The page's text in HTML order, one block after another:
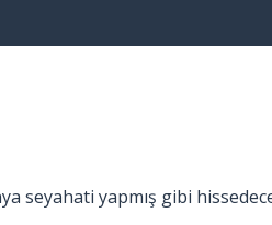
seyahati yapmış gibi